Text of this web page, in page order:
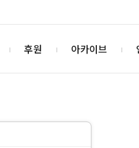
후원 아카이브